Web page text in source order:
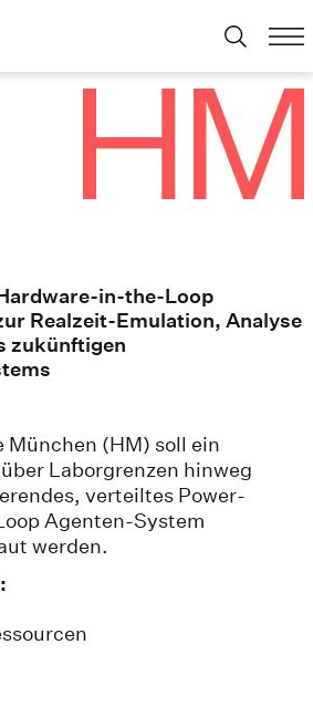
in-the-Loop
Realzeit-Emulation, Analyse
zukünftigen
München (HM) soll ein
Laborgrenzen hinweg
verteiltes Power-
Agenten-System
werden.